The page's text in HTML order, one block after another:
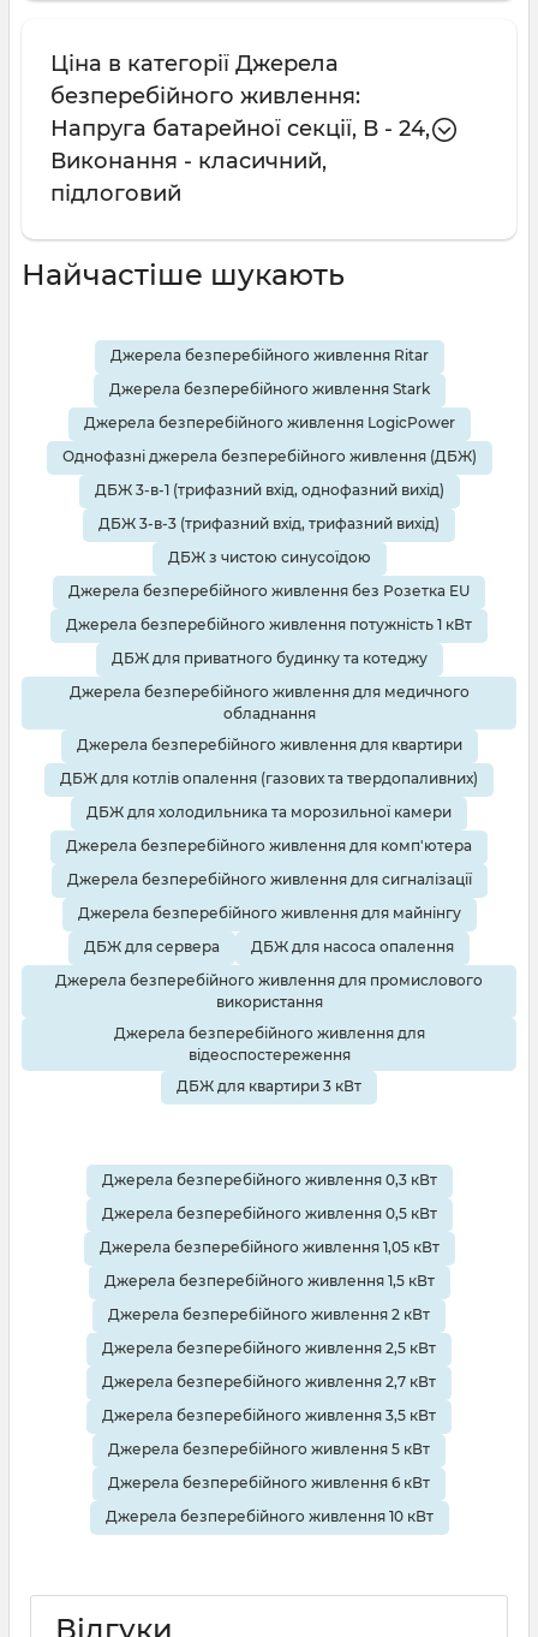
Ціна в категорії Джерела
безперебійного живлення:
Напруга батарейної секції, В - 24,
Виконання - класичний,
підлоговий
Найчастіше шукають
Джерела безперебійного живлення Ritar
Джерела безперебійного живлення Stark
Джерела безперебійного живлення LogicPower
Однофазні джерела безперебійного живлення (ДБЖ)
ДБЖ 3-в-1 (трифазний вхід, однофазний вихід)
ДБЖ 3-в-3 (трифазний вхід, трифазний вихід)
ДБЖ з чистою синусоїдою
Джерела безперебійного живлення без Розетка EU
Джерела безперебійного живлення потужність 1 кВт
ДБЖ для приватного будинку та котеджу
Джерела безперебійного живлення для медичного
обладнання
Джерела безперебійного живлення для квартири
ДБЖ для котлів опалення (газових та твердопаливних)
ДБЖ для холодильника та морозильної камери
Джерела безперебійного живлення для комп'ютера
Джерела безперебійного живлення для сигналізації
Джерела безперебійного живлення для майнінгу
ДБЖ для сервера
ДБЖ для насоса опалення
Джерела безперебійного живлення для промислового
використання
Джерела безперебійного живлення для
відеоспостереження
ДБЖ для квартири 3 кВт
Джерела безперебійного живлення 0,3 кВт
Джерела безперебійного живлення 0,5 кВт
Джерела безперебійного живлення 1,05 кВт
Джерела безперебійного живлення 1,5 кВт
Джерела безперебійного живлення 2 кВт
Джерела безперебійного живлення 2,5 кВт
Джерела безперебійного живлення 2,7 кВт
Джерела безперебійного живлення 3,5 кВт
Джерела безперебійного живлення 5 кВт
Джерела безперебійного живлення 6 кВт
Джерела безперебійного живлення 10 кВт
Відгуки